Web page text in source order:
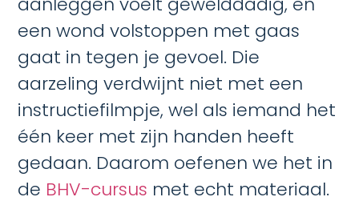
een wond volstoppen met gaas
gaat in tegen je gevoel. Die
aarzeling verdwijnt niet met een
instructiefilmpje, wel als iemand het
één keer met zijn handen heeft
gedaan. Daarom oefenen we het in
de BHV-cursus met echt materiaal.